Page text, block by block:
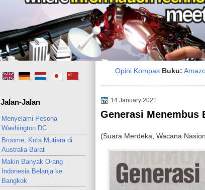
Jalan-Jalan
Menyelami Pesona
Washington DC
Broome, Kota Mutiara di
Australia Barat
Makin Banyak Orang
Indonesia Belanja ke
Bangkok
Opini Kompas Buku:
14 January 2021
Generasi Menembus
(Suara Merdeka, Wacana